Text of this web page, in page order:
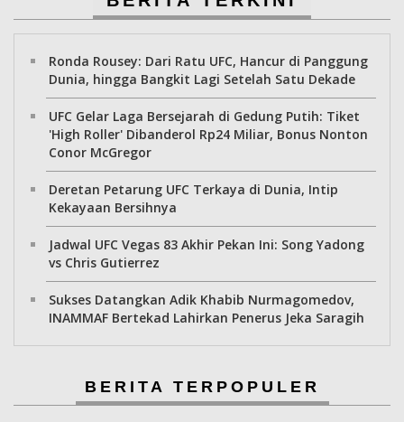
Ronda Rousey: Dari Ratu UFC, Hancur di Panggung
Dunia, hingga Bangkit Lagi Setelah Satu Dekade
UFC Gelar Laga Bersejarah di Gedung Putih: Tiket
'High Roller' Dibanderol Rp24 Miliar, Bonus Nonton
Conor McGregor
Deretan Petarung UFC Terkaya di Dunia, Intip
Kekayaan Bersihnya
Jadwal UFC Vegas 83 Akhir Pekan Ini: Song Yadong
vs Chris Gutierrez
Sukses Datangkan Adik Khabib Nurmagomedov,
INAMMAF Bertekad Lahirkan Penerus Jeka Saragih
BERITA TERPOPULER